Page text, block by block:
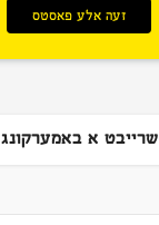
זעה אלע פאסטס
שרייבט א באמערקונג